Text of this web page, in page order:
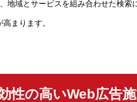
地域とサービスを組み合わせた検索
まります。
性の高いWeb広告